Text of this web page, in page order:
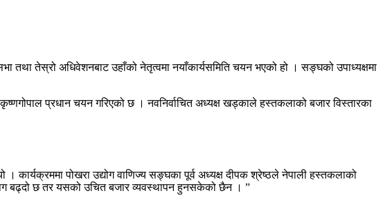
तेस्रो अधिवेशनबाट उहाँको नेतृत्वमा नयाँकार्यसमिति चयन भएको हो । सङ्घको उपाध्यक्षमा
प्रधान चयन गरिएको छ । नवनिर्वाचित अध्यक्ष खड्काले हस्तकलाको बजार विस्तारका
कार्यक्रममा पोखरा उद्योग वाणिज्य सङ्घका पूर्व अध्यक्ष दीपक श्रेष्ठले नेपाली हस्तकलाको
बढ्दो छ तर यसको उचित बजार व्यवस्थापन हुनसकेको छैन । ”